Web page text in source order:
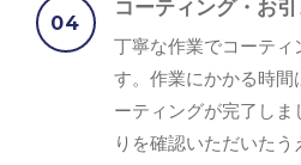
コーティング・お
丁寧な作業でコーティ
す。作業にかかる時間
ーティングが完了し
りを確認いただいた